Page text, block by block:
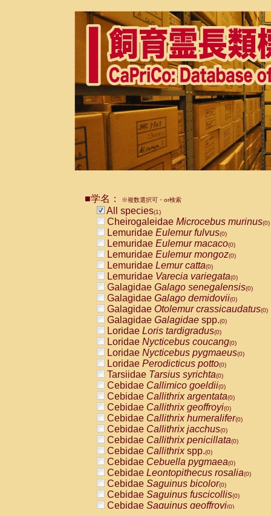
■学名： ※複数選択可・or検索
All species(1)
Cheirogaleidae Microcebus murinus(0)
Lemuridae Eulemur fulvus(0)
Lemuridae Eulemur macaco(0)
Lemuridae Eulemur mongoz(0)
Lemuridae Lemur catta(0)
Lemuridae Varecia variegata(0)
Galagidae Galago senegalensis(0)
Galagidae Galago demidovii(0)
Galagidae Otolemur crassicaudatus(0)
Galagidae Galagidae spp.(0)
Loridae Loris tardigradus(0)
Loridae Nycticebus coucang(0)
Loridae Nycticebus pygmaeus(0)
Loridae Perodicticus potto(0)
Tarsiidae Tarsius syrichta(0)
Cebidae Callimico goeldii(0)
Cebidae Callithrix argentata(0)
Cebidae Callithrix geoffroyi(0)
Cebidae Callithrix humeralifer(0)
Cebidae Callithrix jacchus(0)
Cebidae Callithrix penicillata(0)
Cebidae Callithrixspp.(0)
Cebidae Cebuella pygmaea(0)
Cebidae Leontopithecus rosalia(0)
Cebidae Saguinus bicolor(0)
Cebidae Saguinus fuscicollis(0)
Cebidae Saguinus geoffroyi(0)